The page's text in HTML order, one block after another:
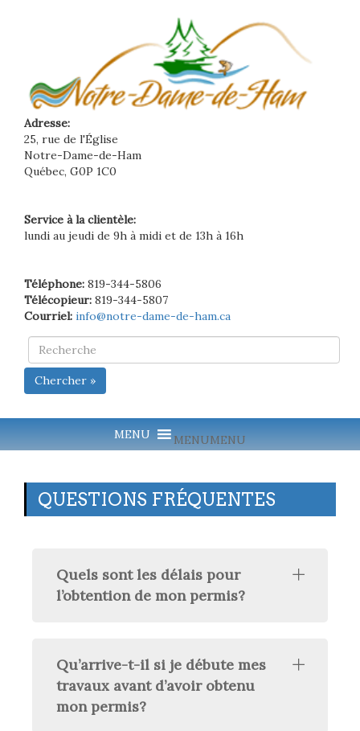
Adresse:
25, rue de l'Église
Notre-Dame-de-Ham
Québec, G0P 1C0
Service à la clientèle:
lundi au jeudi de 9h à midi et de 13h à 16h
Téléphone: 819-344-5806
Télécopieur: 819-344-5807
Courriel: info@notre-dame-de-ham.ca
Chercher »
MENUMENU
QUESTIONS FRÉQUENTES
Quels sont les délais pour
l’obtention de mon permis?
Qu’arrive-t-il si je débute mes
travaux avant d’avoir obtenu
mon permis?